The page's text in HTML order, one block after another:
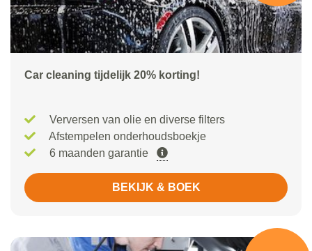
Car cleaning tijdelijk 20% korting!
Verversen van olie en diverse filters
Afstempelen onderhoudsboekje
6 maanden garantie
BEKIJK & BOEK